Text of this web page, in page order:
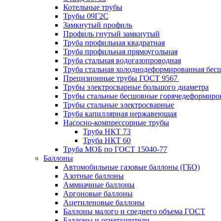
Котельные трубы
Трубы 09Г2С
Замкнутый профиль
Профиль гнутый замкнутый
Труба профильная квадратная
Труба профильная прямоугольная
Труба стальная водогазопроводная
Труба стальная холоднодеформированная
Прецизионные трубы ГОСТ 9567
Трубы электросварные большого диаметра
Трубы стальные бесшовные
Трубы стальные электросварные
Труба капиллярная нержавеющая
Насосно-компрессорные трубы
Труба НКТ 73
Труба НКТ 60
Труба МОБ по ГОСТ 15040-77
Баллоны
Автомобильные газовые баллоны (ГБО)
Азотные баллоны
Аммиачные баллоны
Аргоновые баллоны
Ацетиленовые баллоны
Баллоны малого и среднего объема ГОСТ